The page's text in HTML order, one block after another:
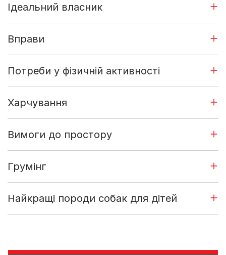
Ідеальний власник
Вправи
Потреби у фізичній активності
Харчування
Вимоги до простору
Грумінг
Найкращі породи собак для дітей